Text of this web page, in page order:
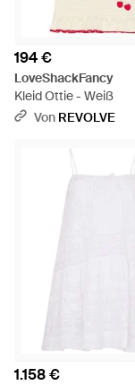
194 €
LoveShackFancy
Kleid Ottie - Weiß
Von REVOLVE
1.158 €